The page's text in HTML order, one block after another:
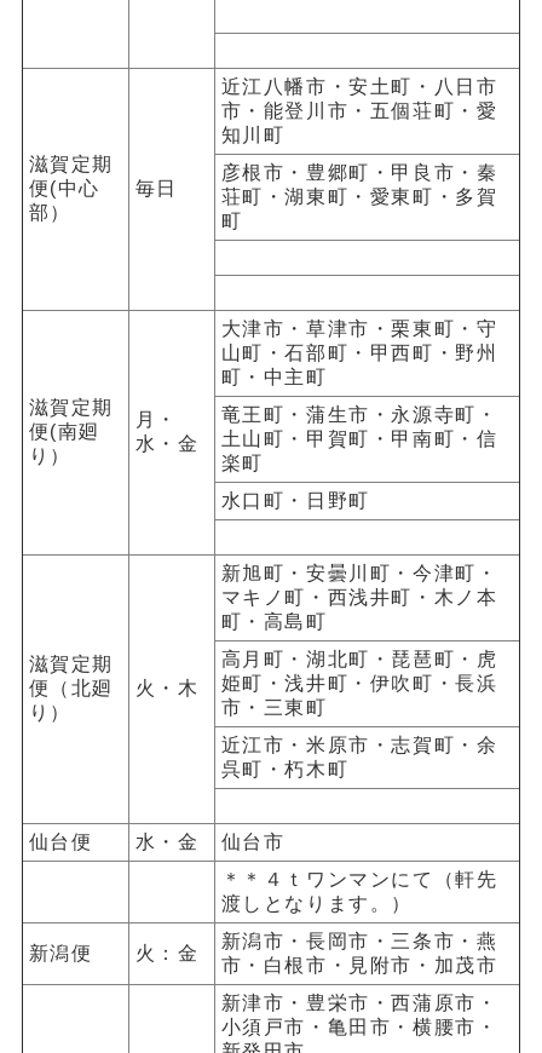
滋賀定期
便(中心
部）
毎日
近江八幡市・安土町・八日市
市・能登川市・五個荘町・愛
知川町
彦根市・豊郷町・甲良市・秦
荘町・湖東町・愛東町・多賀
町
滋賀定期
便(南廻
り）
月・
水・金
大津市・草津市・栗東町・守
山町・石部町・甲西町・野州
町・中主町
竜王町・蒲生市・永源寺町・
土山町・甲賀町・甲南町・信
楽町
水口町・日野町
滋賀定期
便（北廻
り）
火・木
新旭町・安曇川町・今津町・
マキノ町・西浅井町・木ノ本
町・高島町
高月町・湖北町・琵琶町・虎
姫町・浅井町・伊吹町・長浜
市・三東町
近江市・米原市・志賀町・余
呉町・朽木町
仙台便 水・金
仙台市
＊＊４ｔワンマンにて（軒先
渡しとなります。）
新潟便 火：金
新潟市・長岡市・三条市・燕
市・白根市・見附市・加茂市
新津市・豊栄市・西蒲原市・
小須戸市・亀田市・横腰市・